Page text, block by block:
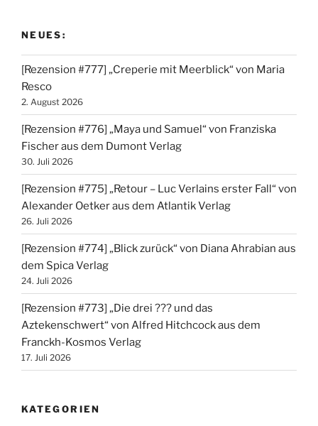
NEUES:
[Rezension #777] „Creperie mit Meerblick“ von Maria
Resco
2. August 2026
[Rezension #776] „Maya und Samuel“ von Franziska
Fischer aus dem Dumont Verlag
30. Juli 2026
[Rezension #775] „Retour – Luc Verlains erster Fall“ von
Alexander Oetker aus dem Atlantik Verlag
26. Juli 2026
[Rezension #774] „Blick zurück“ von Diana Ahrabian aus
dem Spica Verlag
24. Juli 2026
[Rezension #773] „Die drei ??? und das
Aztekenschwert“ von Alfred Hitchcock aus dem
Franckh-Kosmos Verlag
17. Juli 2026
KATEGORIEN